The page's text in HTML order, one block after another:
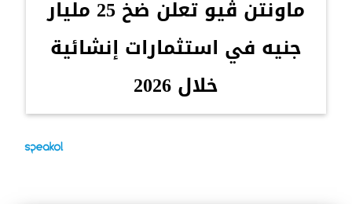
ماونتن ڤيو تعلن ضخ 25 مليار
جنيه في استثمارات إنشائية
خلال 2026